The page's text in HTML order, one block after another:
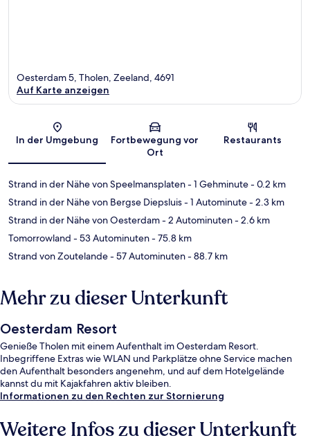
Karte
Oesterdam 5, Tholen, Zeeland, 4691
Auf Karte anzeigen
In der Umgebung
Fortbewegung vor
Ort
Restaurants
Strand in der Nähe von Speelmansplaten- 1 Gehminute- 0.2 km
Strand in der Nähe von Bergse Diepsluis- 1 Autominute- 2.3 km
Strand in der Nähe von Oesterdam- 2 Autominuten- 2.6 km
Tomorrowland - 53 Autominuten- 75.8 km
Strand von Zoutelande- 57 Autominuten- 88.7 km
Mehr zu dieser Unterkunft
Oesterdam Resort
Genieße Tholen mit einem Aufenthalt im Oesterdam Resort.
Inbegriffene Extras wie WLAN und Parkplätze ohne Service machen
den Aufenthalt besonders angenehm, und auf dem Hotelgelände
kannst du mit Kajakfahren aktiv bleiben.
Informationen zu den Rechten zur Stornierung
Weitere Infos zu dieser Unterkunft